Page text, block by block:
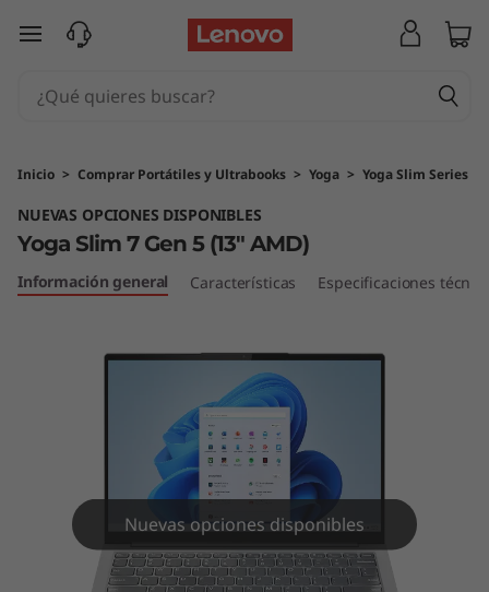
Y
a
S
Ir al contenido principal
Inicio > Comprar Portátiles y Ultrabooks > Yoga > Yoga Slim Series
NUEVAS OPCIONES DISPONIBLES
Yoga Slim 7 Gen 5 (13" AMD)
Información general Características Especificaciones
Nuevas opciones disponibles